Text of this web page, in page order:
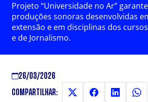
Projeto “Universidade no Ar”
produções sonoras desenvolvidas
extensão e em disciplinas dos
e de Jornalismo.
26/03/2026
COMPARTILHAR: